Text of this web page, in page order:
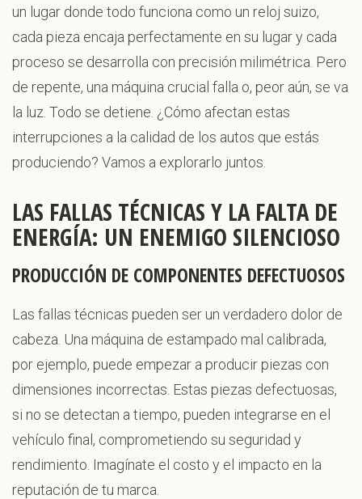
un lugar donde todo funciona como un reloj suizo,
cada pieza encaja perfectamente en su lugar y cada
proceso se desarrolla con precisión milimétrica. Pero
de repente, una máquina crucial falla o, peor aún, se va
la luz. Todo se detiene. ¿Cómo afectan estas
interrupciones a la calidad de los autos que estás
produciendo? Vamos a explorarlo juntos.
LAS FALLAS TÉCNICAS Y LA FALTA DE
ENERGÍA: UN ENEMIGO SILENCIOSO
PRODUCCIÓN DE COMPONENTES DEFECTUOSOS
Las fallas técnicas pueden ser un verdadero dolor de
cabeza. Una máquina de estampado mal calibrada,
por ejemplo, puede empezar a producir piezas con
dimensiones incorrectas. Estas piezas defectuosas,
si no se detectan a tiempo, pueden integrarse en el
vehículo final, comprometiendo su seguridad y
rendimiento. Imagínate el costo y el impacto en la
reputación de tu marca.